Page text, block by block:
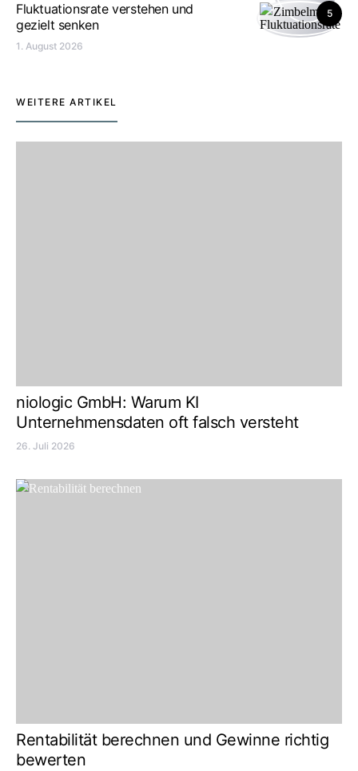
5
Fluktuationsrate verstehen und
gezielt senken
1. August 2026
WEITERE ARTIKEL
niologic GmbH: Warum KI
Unternehmensdaten oft falsch versteht
26. Juli 2026
Rentabilität berechnen und Gewinne richtig
bewerten